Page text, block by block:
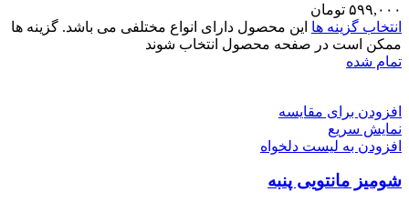
۵۹۹,۰۰۰ تومان
انتخاب گزینه ها این محصول دارای انواع مختلفی می باشد. گزینه ها
ممکن است در صفحه محصول انتخاب شوند
تمام شده
افزودن برای مقایسه
نمایش سریع
افزودن به لیست دلخواه
شومیز مانتویی پنبه